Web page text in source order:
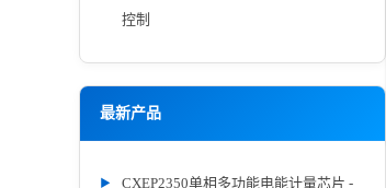
控制
最新产品
CXEP2350单相多功能电能计量芯片 -